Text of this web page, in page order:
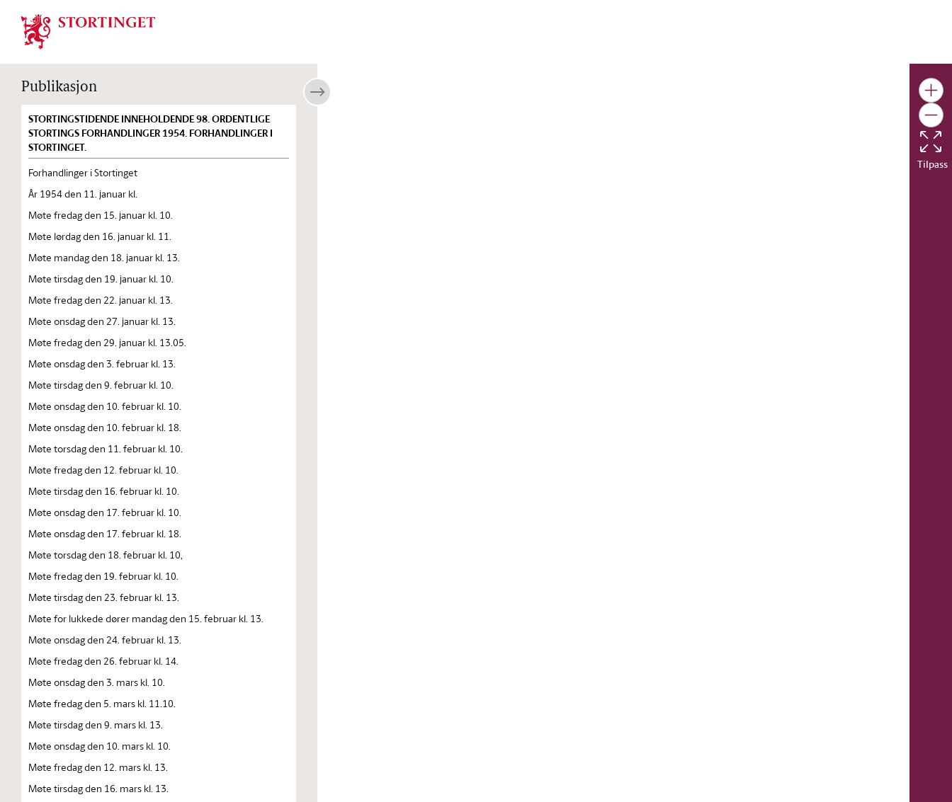
Stortinget.no
Publikasjon
STORTINGSTIDENDE INNEHOLDENDE 98. ORDENTLIGE
STORTINGS FORHANDLINGER 1954. FORHANDLINGER I
STORTINGET.
Forhandlinger i Stortinget
År 1954 den 11. januar kl.
Møte fredag den 15. januar kl. 10.
Møte lørdag den 16. januar kl. 11.
Møte mandag den 18. januar kl. 13.
Møte tirsdag den 19. januar kl. 10.
Møte fredag den 22. januar kl. 13.
Møte onsdag den 27. januar kl. 13.
Møte fredag den 29. januar kl. 13.05.
Møte onsdag den 3. februar kl. 13.
Møte tirsdag den 9. februar kl. 10.
Møte onsdag den 10. februar kl. 10.
Møte onsdag den 10. februar kl. 18.
Møte torsdag den 11. februar kl. 10.
Møte fredag den 12. februar kl. 10.
Møte tirsdag den 16. februar kl. 10.
Møte onsdag den 17. februar kl. 10.
Møte onsdag den 17. februar kl. 18.
Møte torsdag den 18. februar kl. 10,
Møte fredag den 19. februar kl. 10.
Møte tirsdag den 23. februar kl. 13.
Møte for lukkede dører mandag den 15. februar kl. 13.
Møte onsdag den 24. februar kl. 13.
Møte fredag den 26. februar kl. 14.
Møte onsdag den 3. mars kl. 10.
Møte fredag den 5. mars kl. 11.10.
Møte tirsdag den 9. mars kl. 13.
Møte onsdag den 10. mars kl. 10.
Møte fredag den 12. mars kl. 13.
Møte tirsdag den 16. mars kl. 13.